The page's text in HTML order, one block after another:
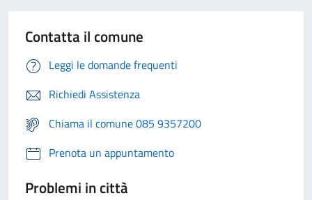
Contatta il comune
Leggi le domande frequenti
Richiedi Assistenza
Chiama il comune 085 9357200
Prenota un appuntamento
Problemi in città